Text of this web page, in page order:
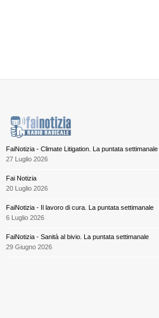
FaiNotizia - Climate Litigation. La puntata settimanale
27 Luglio 2026
Fai Notizia
20 Luglio 2026
FaiNotizia - Il lavoro di cura. La puntata settimanale
6 Luglio 2026
FaiNotizia - Sanità al bivio. La puntata settimanale
29 Giugno 2026